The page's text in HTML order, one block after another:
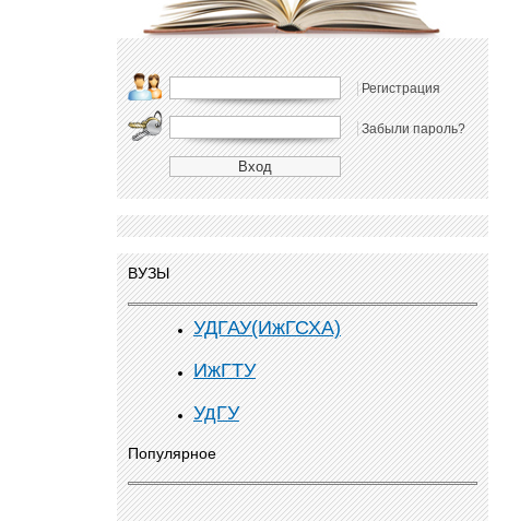
Регистрация
Забыли пароль?
ВУЗЫ
УДГАУ(ИжГСХА)
ИжГТУ
УдГУ
Популярное